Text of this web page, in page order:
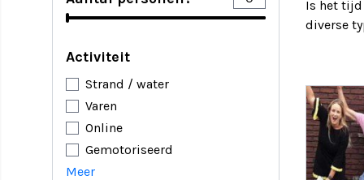
Activiteit
Strand / water
Varen
Online
Gemotoriseerd
Meer
Is het tijd
diverse